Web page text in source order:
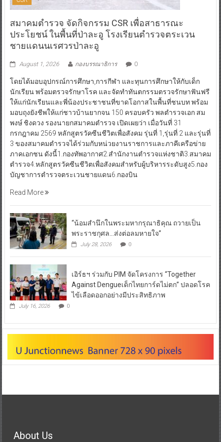
สมาคมตำรวจ จัดกิจกรรม CSR เพื่อสาธารณะ
ประโยชน์ ในพื้นที่ป่าละอู โรงเรียนตำรวจตระเวน
ชายแดนนเรศวรป่าละอู
August 1, 2026 กองบรรณาธิการ 0
โดยได้มอบอุปกรณ์การศึกษา,การกีฬา และทุนการศึกษาให้กับเด็ก
นักเรียน พร้อมตรวจรักษาโรค และจัดทำทันตกรรมตรวจรักษาฟันฟรี
ให้แก่นักเรียนและพี่น้องประชาชนที่ขาดโอกาสในพื้นที่ชนบท พร้อม
มอบถุงยังชีพให้แก่ชาวบ้านยากจน 150 ครอบครัว พลตำรวจเอก สม
พงษ์ ชิงดวง รองนายกสมาคมตำรวจ เปิดเผยว่า เมื่อวันที่ 31
กรกฎาคม 2569 หลักสูตรวัคซีนชีวิตเพื่อสังคม รุ่นที่ 1,รุ่นที่ 2 และรุ่นที่
3 ของสมาคมตำรวจได้ร่วมกับหน่วยงานราชการและภาคีเครือข่าย
ภาคเอกชน ดังนี้1.กองทัพอากาศ2.สำนักงานตำรวจแห่งชาติ3.สมาคม
ตำรวจ4.หลักสูตรวัคซีนชีวิตเพื่อสังคมสำหรับผู้บริหารระดับสูง5.กอง
บัญชาการตำรวจตระเวนชายแดน6.กองบิน
Read More
“น้อมสำนึกในพระมหากรุณาธิคุณ ถวายเป็น
พระราชกุศล…ส่งต่อลมหายใจ”
July 28, 2026 0
เอิร์ธฯ ร่วมกับ PIM จัดโครงการ “Together
Against Dengueเด็กไทยการ์ดไม่ตก” ปลอดโรค
ไข้เลือดออกอย่างมีประสิทธิภาพ
July 16, 2026 0
About Us